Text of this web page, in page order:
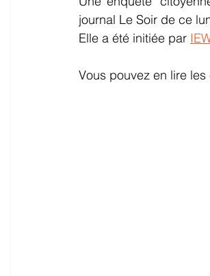
Sécurité routière Industrie
journal Le Soir de ce
Elle a été initiée par
Vous pouvez en lire